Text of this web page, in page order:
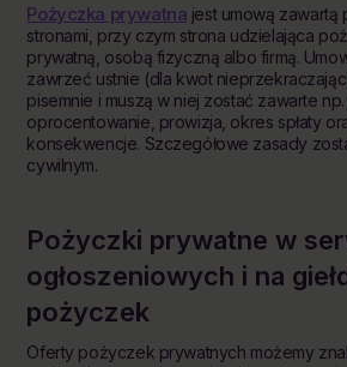
Pożyczka prywatna jest umową zawartą
stronami, przy czym strona udzielająca
prywatną, osobą fizyczną albo firmą.
zawrzeć ustnie (dla kwot
pisemnie i muszą w niej zostać zawarte np.
oprocentowanie, prowizja, okres spłaty
konsekwencje. Szczegółowe zasady
cywilnym.
Pożyczki prywatne w
ogłoszeniowych i na
pożyczek
Oferty pożyczek prywatnych możemy